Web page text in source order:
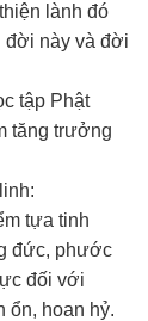
lành đó
đời này và đời
tập Phật
tăng trưởng
tựa tinh
đức, phước
đối với
ổn, hoan hỷ.